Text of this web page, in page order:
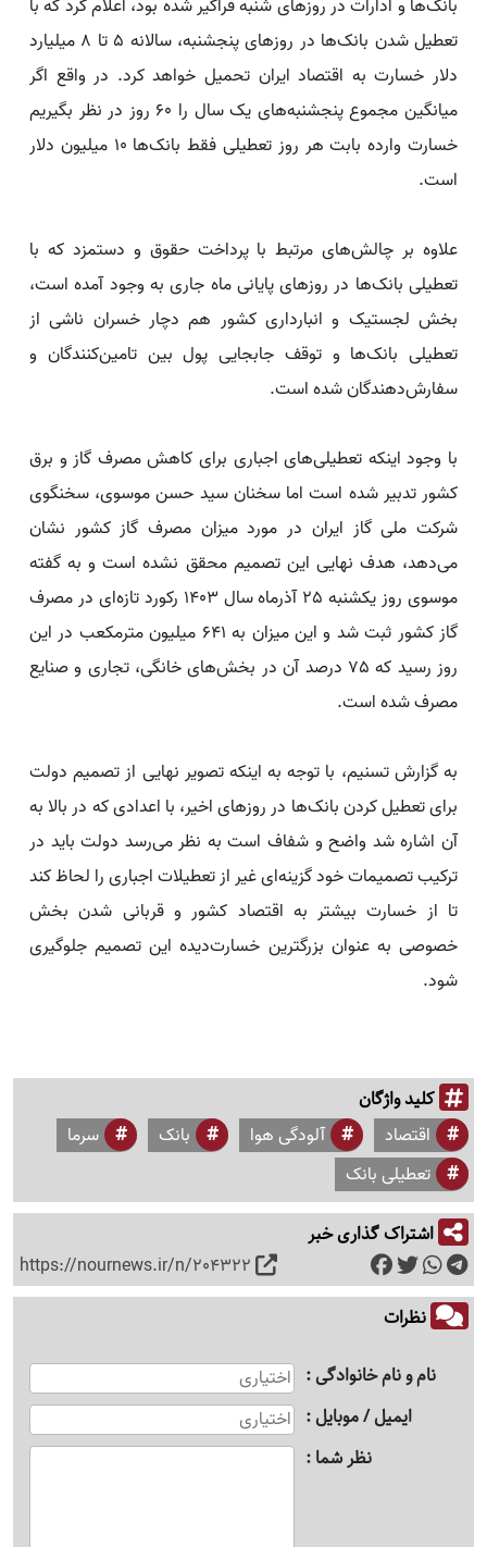
بانک‌ها و ادارات در روزهای شنبه فراگیر شده بود، اعلام کرد که با
تعطیل شدن بانک‌ها در روزهای پنجشنبه، سالانه 5 تا 8 میلیارد
دلار خسارت به اقتصاد ایران تحمیل خواهد کرد. در واقع اگر
میانگین مجموع پنجشنبه‌های یک سال را 60 روز در نظر بگیریم
خسارت وارده بابت هر روز تعطیلی فقط بانک‌ها 10 میلیون دلار
است.
علاوه بر چالش‌های مرتبط با پرداخت حقوق و دستمزد که با
تعطیلی بانک‌ها در روزهای پایانی ماه جاری به وجود آمده است،
بخش لجستیک و انبارداری کشور هم دچار خسران ناشی از
تعطیلی بانک‌ها و توقف جابجایی پول بین تامین‌کنندگان و
سفارش‌دهندگان شده است.
با وجود اینکه تعطیلی‌های اجباری برای کاهش مصرف گاز و برق
کشور تدبیر شده است اما سخنان سید حسن موسوی، سخنگوی
شرکت ملی گاز ایران در مورد میزان مصرف گاز کشور نشان
می‌دهد، هدف نهایی این تصمیم محقق نشده است و به گفته
موسوی روز یکشنبه 25 آذرماه سال 1403 رکورد تازه‌ای در مصرف
گاز کشور ثبت شد و این میزان به 641 میلیون مترمکعب در این
روز رسید که 75 درصد آن در بخش‌های خانگی، تجاری و صنایع
مصرف شده است.
به گزارش تسنیم، با توجه به اینکه تصویر نهایی از تصمیم دولت
برای تعطیل کردن بانک‌ها در روزهای اخیر، با اعدادی که در بالا به
آن اشاره شد واضح‌ و شفاف است به نظر می‌رسد دولت باید در
ترکیب تصمیمات خود گزینه‌ای غیر از تعطیلات اجباری را لحاظ کند
تا از خسارت بیشتر به اقتصاد کشور و قربانی شدن بخش
خصوصی به عنوان بزرگترین خسارت‌دیده این تصمیم جلوگیری
شود.
کلید واژگان
اقتصاد آلودگی هوا بانک
سرما
تعطیلی بانک
اشتراک گذاری خبر
https://nournews.ir/n/204322
نظرات
نام و نام خانوادگی
ایمیل / موبایل
نظر شما